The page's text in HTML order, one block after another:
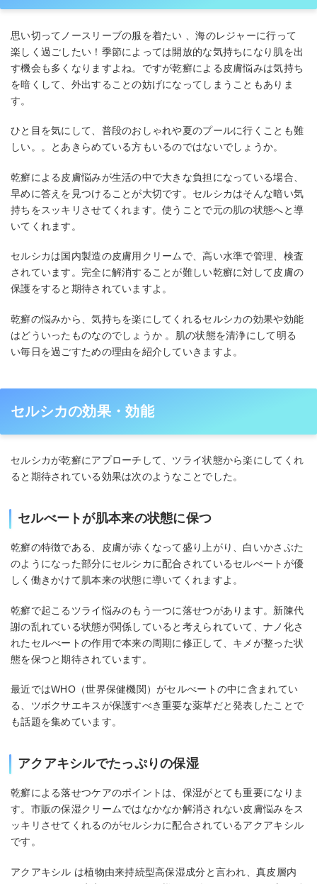
思い切ってノースリーブの服を着たい 、海のレジャーに行って
楽しく過ごしたい！季節によっては開放的な気持ちになり肌を出
す機会も多くなりますよね。ですが乾癬による皮膚悩みは気持ち
を暗くして、外出することの妨げになってしまうこともありま
す。
ひと目を気にして、普段のおしゃれや夏のプールに行くことも難
しい。。とあきらめている方もいるのではないでしょうか。
乾癬による皮膚悩みが生活の中で大きな負担になっている場合、
早めに答えを見つけることが大切です。セルシカはそんな暗い気
持ちをスッキリさせてくれます。使うことで元の肌の状態へと導
いてくれます。
セルシカは国内製造の皮膚用クリームで、高い水準で管理、検査
されています。完全に解消することが難しい乾癬に対して皮膚の
保護をすると期待されていますよ。
乾癬の悩みから、気持ちを楽にしてくれるセルシカの効果や効能
はどういったものなのでしょうか 。肌の状態を清浄にして明る
い毎日を過ごすための理由を紹介していきますよ。
セルシカの効果・効能
セルシカが乾癬にアプローチして、ツライ状態から楽にしてくれ
ると期待されている効果は次のようなことでした。
セルべートが肌本来の状態に保つ
乾癬の特徴である、皮膚が赤くなって盛り上がり、白いかさぶた
のようになった部分にセルシカに配合されているセルべートが優
しく働きかけて肌本来の状態に導いてくれますよ。
乾癬で起こるツライ悩みのもう一つに落せつがあります。新陳代
謝の乱れている状態が関係していると考えられていて、ナノ化さ
れたセルべートの作用で本来の周期に修正して、キメが整った状
態を保つと期待されています。
最近ではWHO（世界保健機関）がセルべートの中に含まれてい
る、ツボクサエキスが保護すべき重要な薬草だと発表したことで
も話題を集めています。
アクアキシルでたっぷりの保湿
乾癬による落せつケアのポイントは、保湿がとても重要になりま
す。市販の保湿クリームではなかなか解消されない皮膚悩みをス
ッキリさせてくれるのがセルシカに配合されているアクアキシル
です。
アクアキシル は植物由来持続型高保湿成分と言われ、真皮層内